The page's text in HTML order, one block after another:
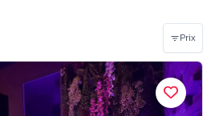
Prix